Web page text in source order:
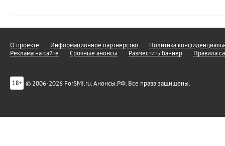
О проекте Информационное партнерство
Политика
Реклама на сайте
Срочные анонсы Разместить баннер Правила
18+ © 2006-2026 ForSMI.ru. Анонсы.РФ. Все права защищены.